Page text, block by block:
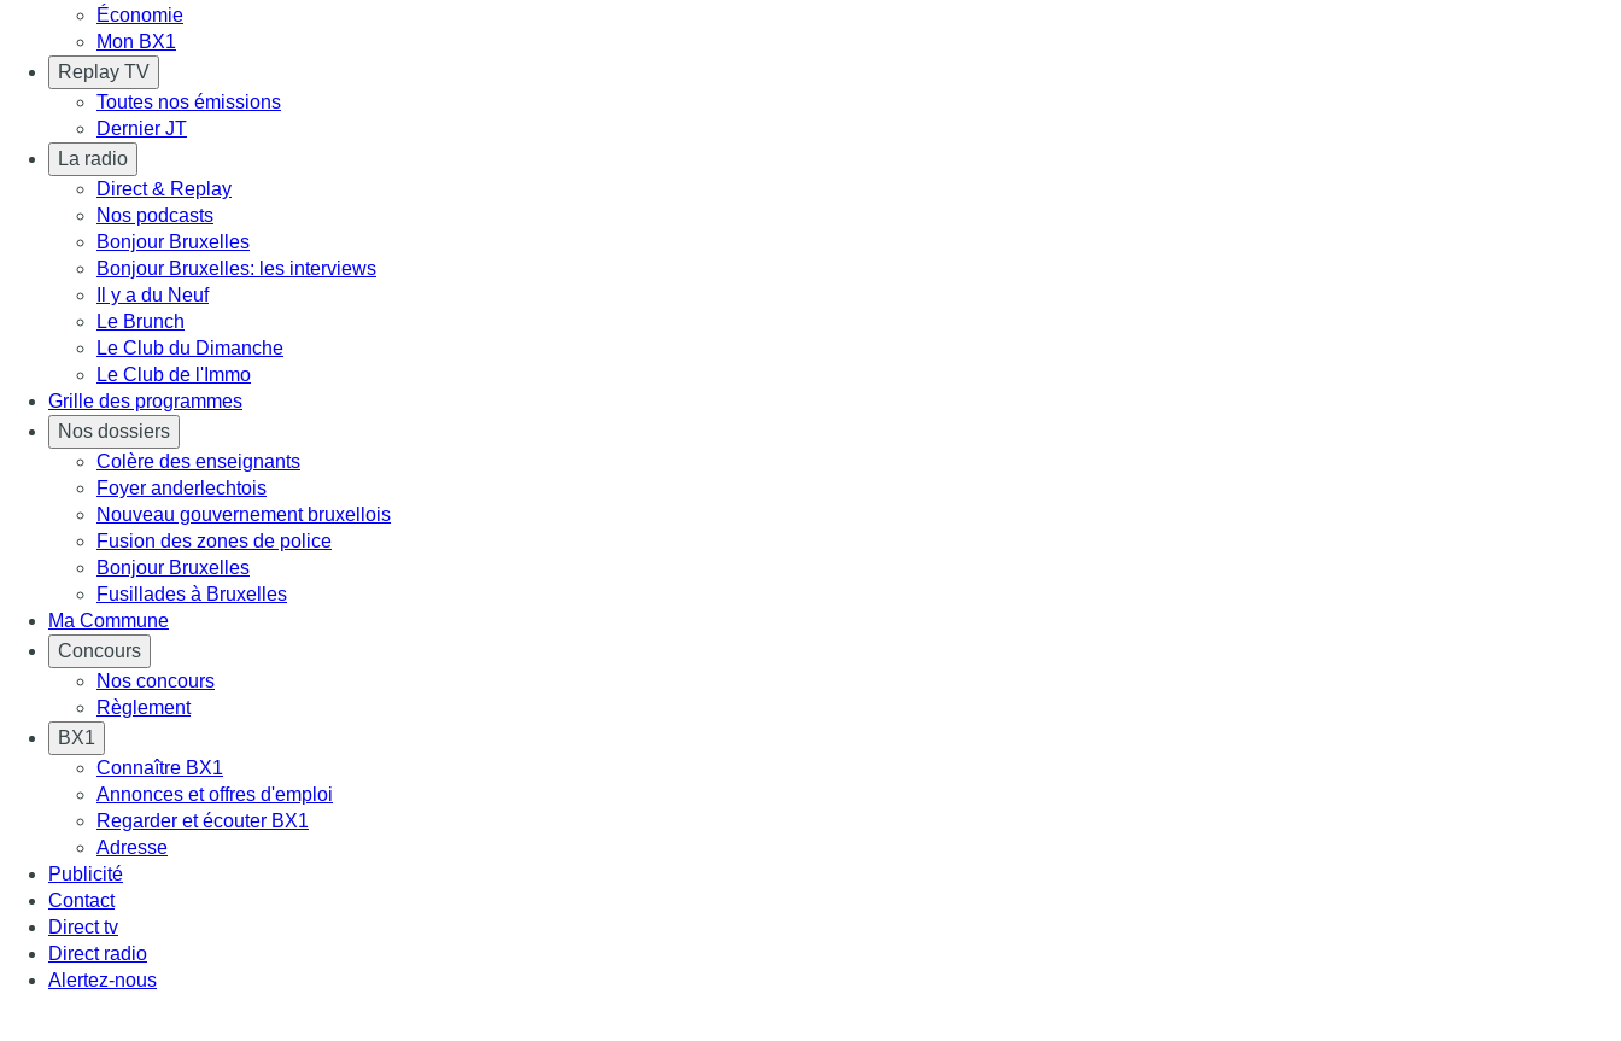
Économie
Mon BX1
Replay TV
Toutes nos émissions
Dernier JT
La radio
Direct & Replay
Nos podcasts
Bonjour Bruxelles
Bonjour Bruxelles: les interviews
Il y a du Neuf
Le Brunch
Le Club du Dimanche
Le Club de l'Immo
Grille des programmes
Nos dossiers
Colère des enseignants
Foyer anderlechtois
Nouveau gouvernement bruxellois
Fusion des zones de police
Bonjour Bruxelles
Fusillades à Bruxelles
Ma Commune
Concours
Nos concours
Règlement
BX1
Connaître BX1
Annonces et offres d'emploi
Regarder et écouter BX1
Adresse
Publicité
Contact
Direct tv
Direct radio
Alertez-nous